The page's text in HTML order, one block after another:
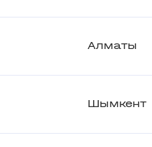
Алматы
Шымкент